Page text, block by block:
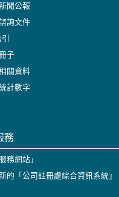
聞公報
詢文件
子
關資料
計數字
務
務網站」
的「公司註冊處綜合資訊系統」